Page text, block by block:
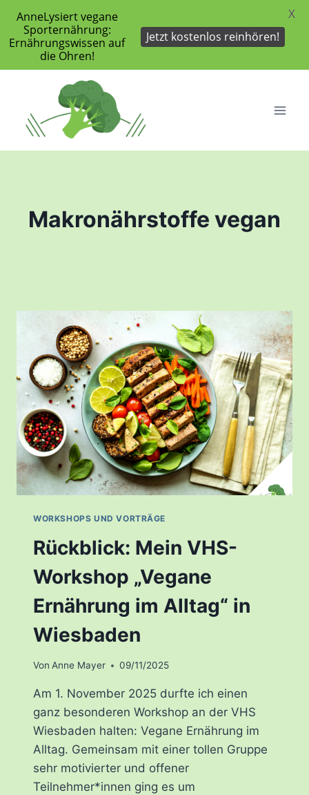
springen
Makronährstoffe vegan
WORKSHOPS UND VORTRÄGE
Rückblick: Mein VHS-
Workshop „Vegane
Ernährung im Alltag“ in
Wiesbaden
Von Anne Mayer 09/11/2025
Am 1. November 2025 durfte ich einen
ganz besonderen Workshop an der VHS
Wiesbaden halten: Vegane Ernährung im
Alltag. Gemeinsam mit einer tollen Gruppe
sehr motivierter und offener
Teilnehmer*innen ging es um
AnneLysiert vegane
Sporternährung:
Ernährungswissen auf
die Ohren!
Jetzt kostenlos reinhören!
X